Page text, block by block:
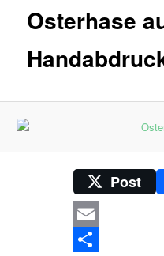
Osterhase
Post
Email